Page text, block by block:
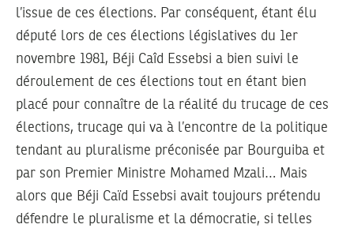
l’issue de ces élections. Par conséquent, étant élu
député lors de ces élections législatives du 1er
novembre 1981, Béji Caîd Essebsi a bien suivi le
déroulement de ces élections tout en étant bien
placé pour connaître de la réalité du trucage de ces
élections, trucage qui va à l’encontre de la politique
tendant au pluralisme préconisée par Bourguiba et
par son Premier Ministre Mohamed Mzali… Mais
alors que Béji Caïd Essebsi avait toujours prétendu
défendre le pluralisme et la démocratie, si telles